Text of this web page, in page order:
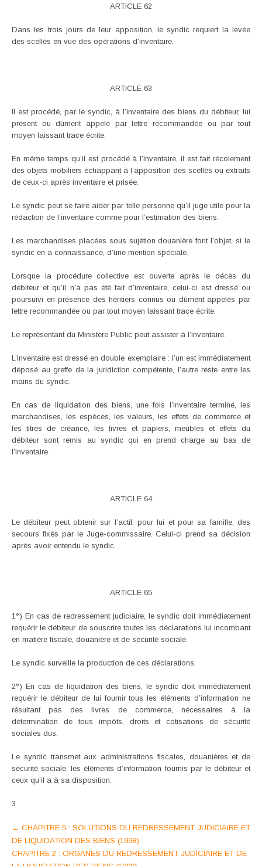
ARTICLE 62
Dans les trois jours de leur apposition, le syndic requiert la levée
des scellés en vue des opérations d’inventaire.
ARTICLE 63
Il est procédé, par le syndic, à l’inventaire des biens du débiteur, lui
présent ou dûment appelé par lettre recommandée ou par tout
moyen laissant trace écrite.
En même temps qu’il est procédé à l’inventaire, il est fait récolement
des objets mobiliers échappant à l’apposition des scellés ou extraits
de ceux-ci après inventaire et prisée.
Le syndic peut se faire aider par telle personne qu’il juge utile pour la
rédaction de l’inventaire comme pour l’estimation des biens.
Les marchandises placées sous sujétion douanière font l’objet, si le
syndic en a connaissance, d’une mention spéciale.
Lorsque la procédure collective est ouverte après le décès du
débiteur et qu’il n’a pas été fait d’inventaire, celui-ci est dressé ou
poursuivi en présence des héritiers connus ou dûment appelés par
lettre recommandée ou par tout moyen laissant trace écrite.
Le représentant du Ministère Public peut assister à l’inventaire.
L’inventaire est dressé en double exemplaire : l’un est immédiatement
déposé au greffe de la juridiction compétente, l’autre reste entre les
mains du syndic.
En cas de liquidation des biens, une fois l’inventaire terminé, les
marchandises, les espèces, les valeurs, les effets de commerce et
les titres de créance, les livres et papiers, meubles et effets du
débiteur sont remis au syndic qui en prend charge au bas de
l’inventaire.
ARTICLE 64
Le débiteur peut obtenir sur l’actif, pour lui et pour sa famille, des
secours fixés par le Juge-commissaire. Celui-ci prend sa décision
après avoir entendu le syndic.
ARTICLE 65
1°) En cas de redressement judiciaire, le syndic doit immédiatement
requérir le débiteur de souscrire toutes les déclarations lui incombant
en matière fiscale, douanière et de sécurité sociale.
Le syndic surveille la production de ces déclarations.
2°) En cas de liquidation des biens, le syndic doit immédiatement
requérir le débiteur de lui fournir tous les éléments d’information ne
résultant pas des livres de commerce, nécessaires à la
détermination de tous impôts, droits et cotisations de sécurité
sociales dus.
Le syndic transmet aux administrations fiscales, douanières et de
sécurité sociale, les éléments d’information fournis par le débiteur et
ceux qu’il a à sa disposition.
3
Post
navigation
← CHAPITRE 5 : SOLUTIONS DU REDRESSEMENT JUDICIAIRE ET
DE LIQUIDATION DES BIENS (1998)
CHAPITRE 2 : ORGANES DU REDRESSEMENT JUDICIAIRE ET DE